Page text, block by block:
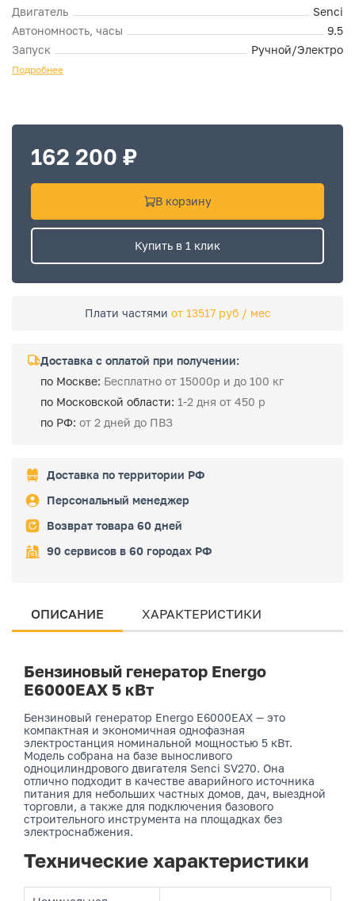
Двигатель
Senci
Автономность, часы
9.5
Запуск
Ручной/Электро
Подробнее
162 200 ₽
В корзину
Купить в 1 клик
Плати частями от 13517 руб / мес
Доставка с оплатой при получении:
по Москве: Бесплатно от 15000р и до 100 кг
по Московской области: 1-2 дня от 450 р
по РФ: от 2 дней до ПВЗ
Доставка по территории РФ
Персональный менеджер
Возврат товара 60 дней
90 сервисов в 60 городах РФ
ОПИСАНИЕ ХАРАКТЕРИСТИКИ
Бензиновый генератор Energo
E6000EAX 5 кВт
Бензиновый генератор Energo E6000EAX — это
компактная и экономичная однофазная
электростанция номинальной мощностью 5 кВт.
Модель собрана на базе выносливого
одноцилиндрового двигателя Senci SV270. Она
отлично подходит в качестве аварийного источника
питания для небольших частных домов, дач, выездной
торговли, а также для подключения базового
строительного инструмента на площадках без
электроснабжения.
Технические характеристики